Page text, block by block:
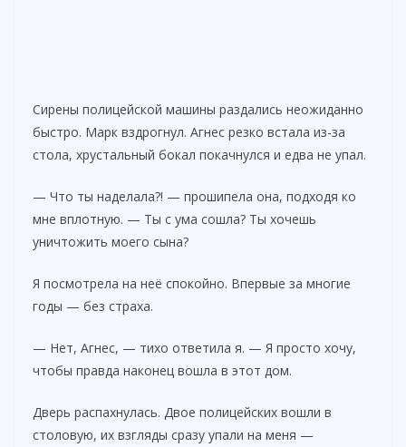
Сирены полицейской машины раздались неожиданно
быстро. Марк вздрогнул. Агнес резко встала из-за
стола, хрустальный бокал покачнулся и едва не упал.
— Что ты наделала?! — прошипела она, подходя ко
мне вплотную. — Ты с ума сошла? Ты хочешь
уничтожить моего сына?
Я посмотрела на неё спокойно. Впервые за многие
годы — без страха.
— Нет, Агнес, — тихо ответила я. — Я просто хочу,
чтобы правда наконец вошла в этот дом.
Дверь распахнулась. Двое полицейских вошли в
столовую, их взгляды сразу упали на меня —